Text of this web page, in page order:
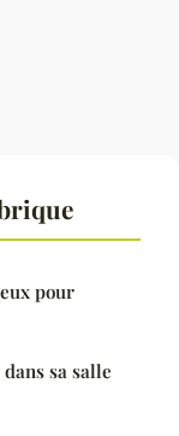
pour
sa salle